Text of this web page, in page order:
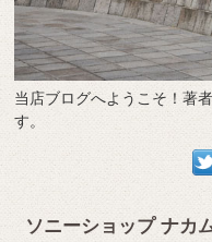
当店ブログへようこそ！著
す。
ソニーショップ ナカ